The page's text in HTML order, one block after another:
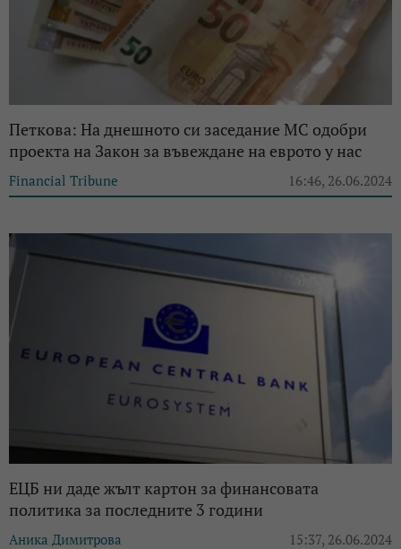
Петкова: На днешното си заседание МС одобри
проекта на Закон за въвеждане на еврото у нас
Financial Tribune 16:46, 26.06.2024
ЕЦБ ни даде жълт картон за финансовата
политика за последните 3 години
Аника Димитрова 15:37, 26.06.2024